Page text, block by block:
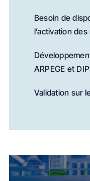
Besoin de
l’activation
ARPEGE et
Validation sur